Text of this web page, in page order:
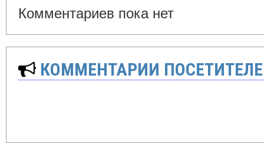
Комментариев пока нет
КОММЕНТАРИИ